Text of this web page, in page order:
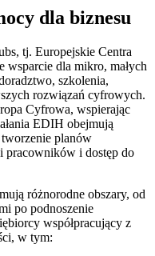
dla biznesu
tj. Europejskie Centra
dla mikro, małych
szkolenia,
rozwiązań cyfrowych.
Cyfrowa, wspierając
EDIH obejmują
planów
pracowników i dostęp do
różnorodne obszary, od
po podnoszenie
współpracujący z
w tym: